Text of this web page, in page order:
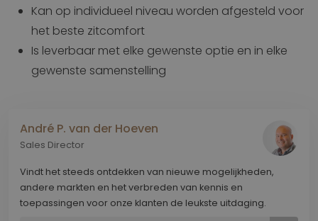
Kan op individueel niveau worden afgesteld voor
het beste zitcomfort
Is leverbaar met elke gewenste optie en in elke
gewenste samenstelling
André P. van der Hoeven
Sales Director
Vindt het steeds ontdekken van nieuwe mogelijkheden,
andere markten en het verbreden van kennis en
toepassingen voor onze klanten de leukste uitdaging.